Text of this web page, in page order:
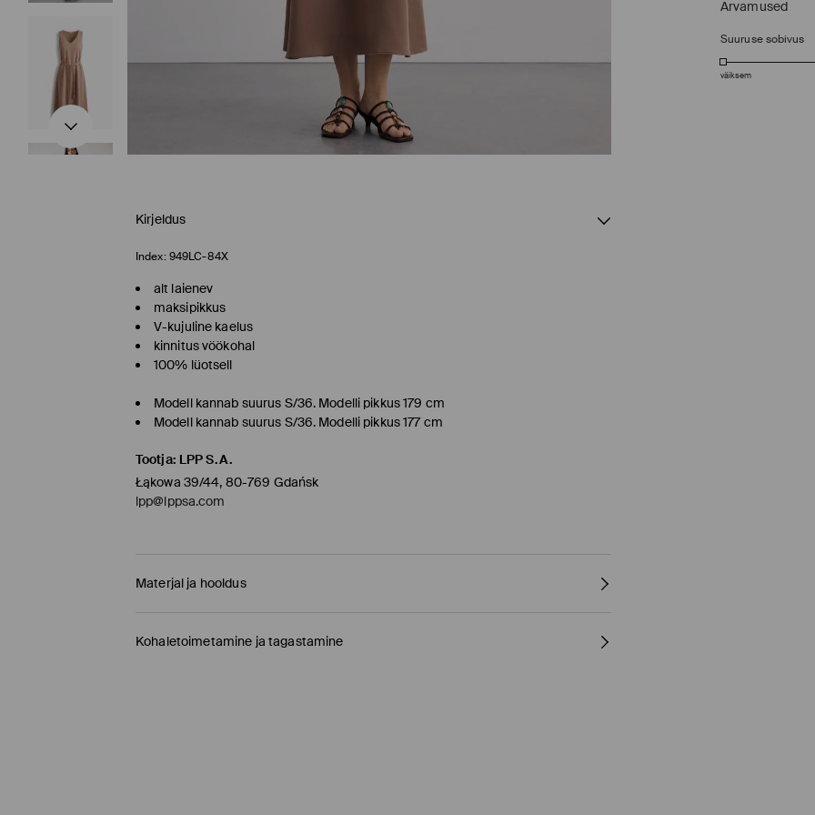
Arvamused
Suuruse sobivus
väiksem
Kirjeldus
Index: 949LC-84X
alt laienev
maksipikkus
V-kujuline kaelus
kinnitus vöökohal
100% lüotsell
Modell kannab suurus S/36. Modelli pikkus 179 cm
Modell kannab suurus S/36. Modelli pikkus 177 cm
Tootja: LPP S.A.
Łąkowa 39/44, 80-769 Gdańsk
lpp@lppsa.com
Materjal ja hooldus
Kohaletoimetamine ja tagastamine